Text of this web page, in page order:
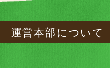
運営本部について